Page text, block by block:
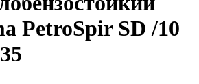
PetroSpir SD /10